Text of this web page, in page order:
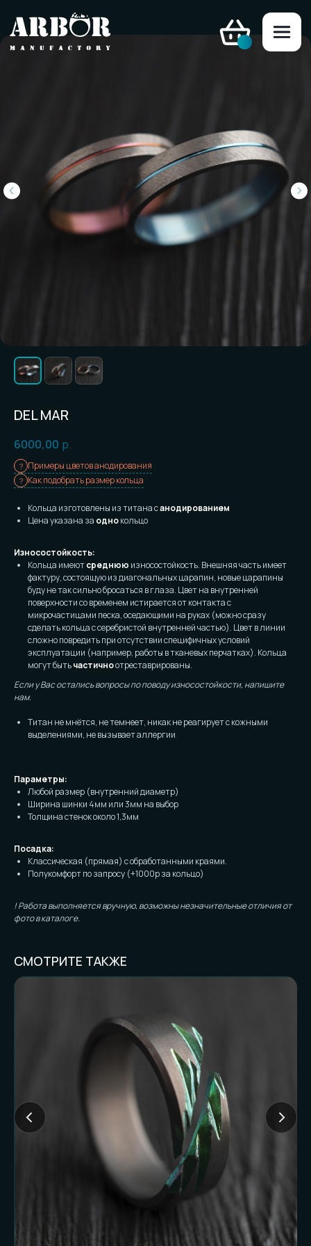
DEL MAR
6000,00 р.
Примеры цветов анодирования
Как подобрать размер кольца
Кольца изготовлены из титана санодированием
Цена указана за однокольцо
Износостойкость:
Кольца имеютсреднюю износостойкость. Внешняя часть имеет
фактуру, состоящую из диагональных царапин, новые царапины
буду не так сильно бросаться в глаза. Цвет на внутренней
поверхности со временем истирается от контакта с
микрочастицами песка, оседающими на руках (можно сразу
сделать кольца с серебристой внутренней частью). Цвет в линии
сложно повредить при отсутствии специфичных условий
эксплуатации (например, работы в тканевых перчатках). Кольца
могут бытьчастичноотреставрированы.
Если у Вас остались вопросы по поводу износостойкости, напишите
нам.
Титан не мнётся, не темнеет, никак не реагирует с кожными
выделениями, не вызывает аллергии
Параметры:
Любой размер (внутренний диаметр)
Ширина шинки 4мм или 3мм на выбор
Толщина стенок около 1,3мм
Посадка:
Классическая (прямая) с обработанными краями.
Полукомфорт по запросу (+1000р за кольцо)
! Работа выполняется вручную, возможны незначительные отличия от
фото в каталоге.
СМОТРИТЕ ТАКЖЕ
Частые вопросы (и честные
FAQ И ГОТОВНОСТЬ
К ЗАКАЗУ
Доставляете ли
наложенным
Нет. Работаем только по предоплате. Это
наш принцип и защита от недоразумений